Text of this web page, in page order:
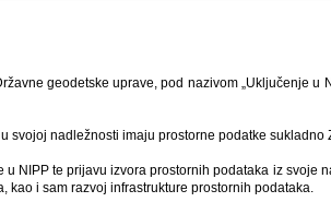
geodetske uprave, pod nazivom „Uključenje
nadležnosti imaju prostorne podatke sukladno
NIPP te prijavu izvora prostornih podataka iz
i sam razvoj infrastrukture prostornih podataka.